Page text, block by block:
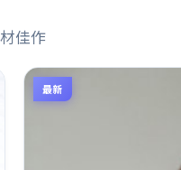
佳作
最新